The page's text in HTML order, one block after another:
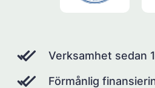
Verksamhet sedan
Förmånlig